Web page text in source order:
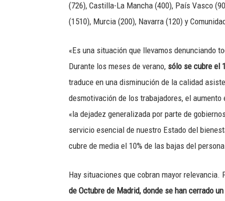
(726), Castilla-La Mancha (400), País Vasco
(1510), Murcia (200), Navarra (120) y
«Es una situación que llevamos denunciando
Durante los meses de verano, sólo se cubre el
traduce en una disminución de la calidad
desmotivación de los trabajadores, el
«la dejadez generalizada por parte de
servicio esencial de nuestro Estado del
cubre de media el 10% de las bajas del
Hay situaciones que cobran mayor
de Octubre de Madrid, donde se han cerrado